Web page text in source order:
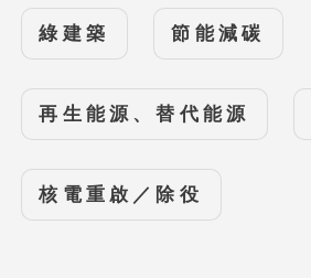
綠建築 節能減碳
再生能源、替代能源
核電重啟／除役